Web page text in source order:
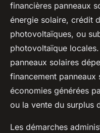
financières panneaux
énergie solaire, crédit
photovoltaïques, ou
photovoltaïque
panneaux solaires
financement
économies générées
ou la vente du surplus
Les démarches